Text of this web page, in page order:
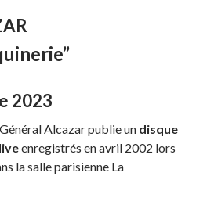
2023
Alcazar publie un disque
enregistrés en avril 2002 lors
la salle parisienne La